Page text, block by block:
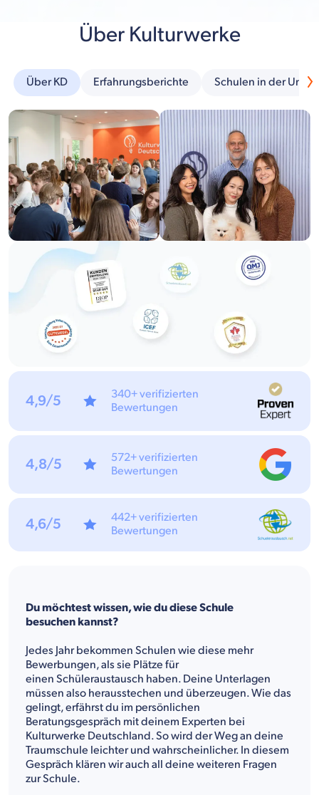
Über Kulturwerke
Über KD Erfahrungsberichte Schulen in der
Du möchtest wissen, wie du diese Schule
besuchen kannst?
Jedes Jahr bekommen Schulen wie diese mehr
Bewerbungen, als sie Plätze für
einen Schüleraustausch haben. Deine Unterlagen
müssen also herausstechen und überzeugen. Wie das
gelingt, erfährst du im persönlichen
Beratungsgespräch mit deinem Experten bei
Kulturwerke Deutschland. So wird der Weg an deine
Traumschule leichter und wahrscheinlicher. In diesem
Gespräch klären wir auch all deine weiteren Fragen
zur Schule.
4,9/5
340+ verifizierten
Bewertungen
4,8/5
572+ verifizierten
Bewertungen
4,6/5
442+ verifizierten
Bewertungen